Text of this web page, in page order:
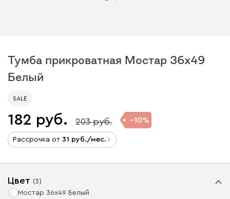
Тумба прикроватная Мостар 36x49
Белый
SALE
182 203 10
Рассрочка от 31 /мес.
Цвет (3)
Мостар 36x49 Белый